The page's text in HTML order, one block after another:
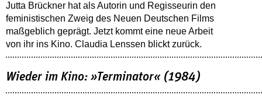
Jutta Brückner hat als Autorin und Regisseurin den
feministischen Zweig des Neuen Deutschen Films
maßgeblich geprägt. Jetzt kommt eine neue Arbeit
von ihr ins Kino. Claudia Lenssen blickt zurück.
Wieder im Kino: »Terminator« (1984)